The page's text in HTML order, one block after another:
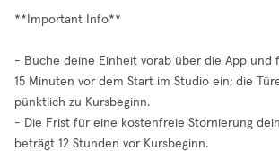
**Important Info**
- Buche deine Einheit vorab über die App und
15 Minuten vor dem Start im Studio ein; die
pünktlich zu Kursbeginn.
- Die Frist für eine kostenfreie Stornierung
beträgt 12 Stunden vor Kursbeginn.